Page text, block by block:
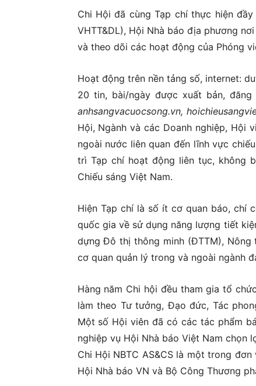
Chi Hội đã cùng Tạp chí thực hiện
VHTT&DL), Hội Nhà báo địa phương
và theo dõi các hoạt động của Phóng
Hoạt động trên nền tảng số, internet:
20 tin, bài/ngày được xuất bản,
anhsangvacuocsong.vn,
Hội, Ngành và các Doanh nghiệp, Hội
ngoài nước liên quan đến lĩnh vực
trì Tạp chí hoạt động liên tục, không
Chiếu sáng Việt Nam.
Hiện Tạp chí là số ít cơ quan báo, chí
quốc gia về sử dụng năng lượng tiết
dựng Đô thị thông minh (ĐTTM),
cơ quan quản lý trong và ngoài ngành
Hàng năm Chi hội đều tham gia tổ
làm theo Tư tưởng, Đạo đức, Tác
Một số Hội viên đã có các tác phẩm
nghiệp vụ Hội Nhà báo Việt Nam chọn
Chi Hội NBTC AS&CS là một trong
Hội Nhà báo VN và Bộ Công Thương